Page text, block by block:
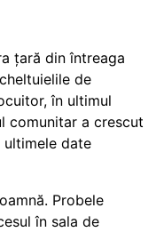
țară din întreaga
de
în ultimul
comunitar a crescut
ultimele date
Probele
în sala de